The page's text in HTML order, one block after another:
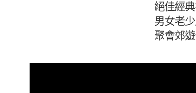
絕佳經
男女老
聚會郊